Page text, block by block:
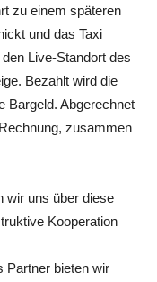
zu einem späteren
und das Taxi
Live-Standort des
Bezahlt wird die
Bargeld. Abgerechnet
zusammen
wir uns über diese
Kooperation
Partner bieten wir